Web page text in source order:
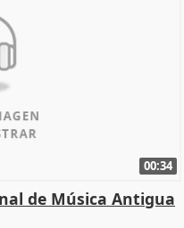
00:34
de Música Antigua